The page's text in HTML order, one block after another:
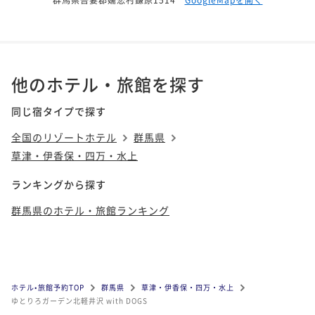
他のホテル・旅館を探す
同じ宿タイプで探す
全国のリゾートホテル
群馬県
草津・伊香保・四万・水上
ランキングから探す
群馬県のホテル・旅館ランキング
ホテル•旅館予約TOP 群馬県
草津・伊香保・四万・水上
ゆとりろガーデン北軽井沢 with DOGS